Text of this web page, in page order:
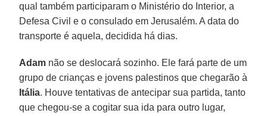
qual também participaram o Ministério do Interior, a
Defesa Civil e o consulado em Jerusalém. A data do
transporte é aquela, decidida há dias.
Adam não se deslocará sozinho. Ele fará parte de um
grupo de crianças e jovens palestinos que chegarão à
Itália. Houve tentativas de antecipar sua partida, tanto
que chegou-se a cogitar sua ida para outro lugar,